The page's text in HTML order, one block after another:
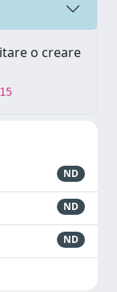
o creare
ND
ND
ND